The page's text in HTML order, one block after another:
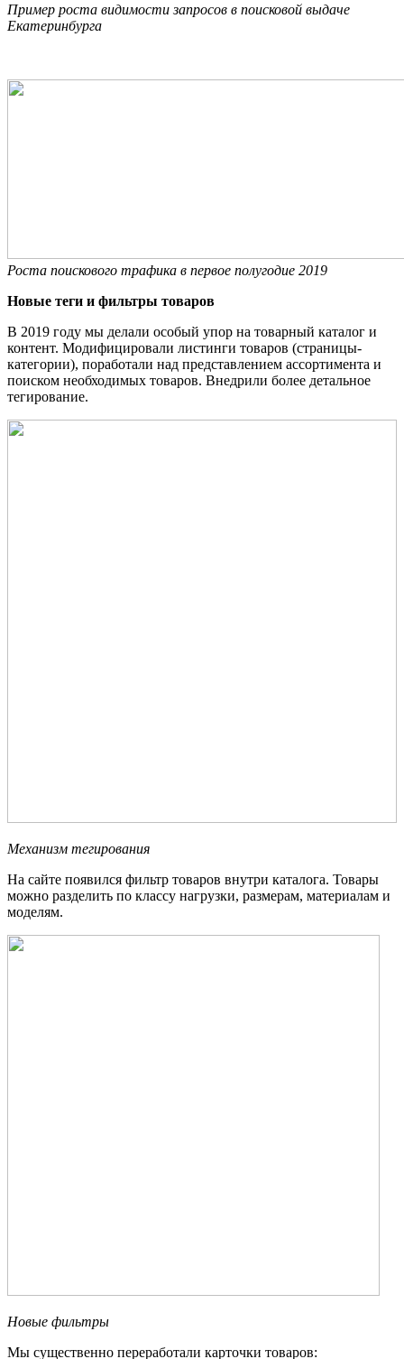
Пример роста видимости запросов в поисковой выдаче
Екатеринбурга
Роста поискового трафика в первое полугодие 2019
Новые теги и фильтры товаров
В 2019 году мы делали особый упор на товарный каталог и
контент. Модифицировали листинги товаров (страницы-
категории), поработали над представлением ассортимента и
поиском необходимых товаров. Внедрили более детальное
тегирование.
Механизм тегирования
На сайте появился фильтр товаров внутри каталога. Товары
можно разделить по классу нагрузки, размерам, материалам и
моделям.
Новые фильтры
Мы существенно переработали карточки товаров: